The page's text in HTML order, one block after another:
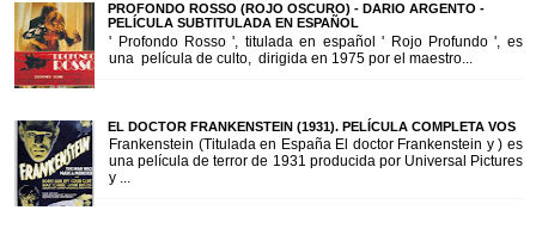
PROFONDO ROSSO (ROJO OSCURO) - DARIO ARGENTO -
PELÍCULA SUBTITULADA EN ESPAÑOL
' Profondo Rosso ', titulada en español ' Rojo Profundo ', es
una película de culto, dirigida en 1975 por el maestro...
EL DOCTOR FRANKENSTEIN (1931). PELÍCULA COMPLETA VOS
Frankenstein (Titulada en España El doctor Frankenstein y ) es
una película de terror de 1931 producida por Universal Pictures
y ...